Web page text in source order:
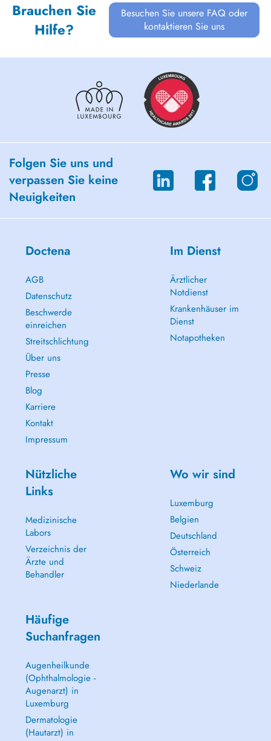
ensemble comment se ...
Brauchen Sie
Hilfe?
Besuchen Sie unsere FAQ oder
kontaktieren Sie uns
Folgen Sie uns und
verpassen Sie keine
Neuigkeiten
Doctena
AGB
Datenschutz
Beschwerde
einreichen
Streitschlichtung
Über uns
Presse
Blog
Karriere
Kontakt
Impressum
Im Dienst
Ärztlicher
Notdienst
Krankenhäuser im
Dienst
Notapotheken
Nützliche
Links
Medizinische
Labors
Verzeichnis der
Ärzte und
Behandler
Wo wir sind
Luxemburg
Belgien
Deutschland
Österreich
Schweiz
Niederlande
Häufige
Suchanfragen
Augenheilkunde
(Ophthalmologie -
Augenarzt) in
Luxemburg
Dermatologie
(Hautarzt) in